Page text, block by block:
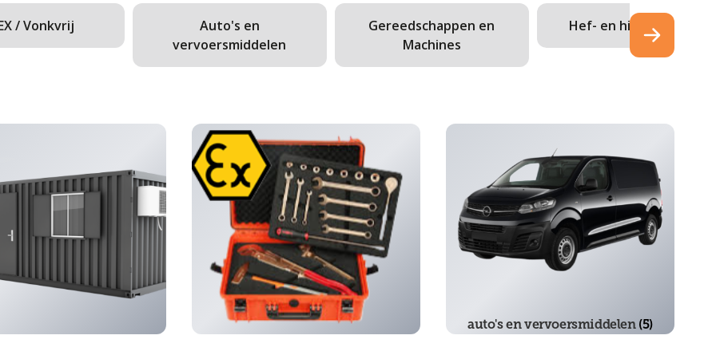
/ Vonkvrij
Auto's en
vervoersmiddelen
Gereedschappen en
Machines
Hef- en hijsmiddelen
auto's en vervoersmiddelen (5)